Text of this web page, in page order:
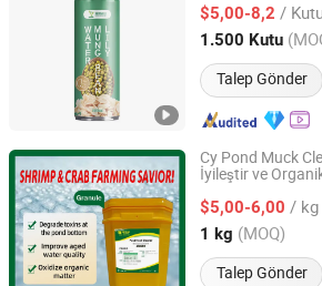
$5,00-8,2 /
1.500 Kutu
Talep Gönder
Hainan, China Fiyat 2021
Cy Pond Muck
İyileştir ve
$5,00-6,00 / kg
1 kg (MOQ)
Talep Gönder
Henan Chenyuan Biotechnology Co.,
Henan, China Fiyat 2025